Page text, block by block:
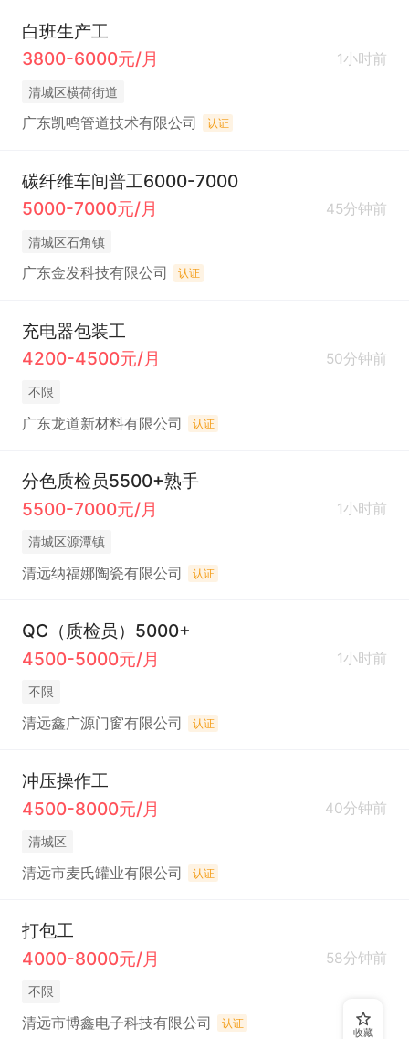
白班生产工
3800-6000元/月
1小时前
清城区横荷街道
广东凯鸣管道技术有限公司 认证
碳纤维车间普工6000-7000
5000-7000元/月
45分钟前
清城区石角镇
广东金发科技有限公司 认证
充电器包装工
4200-4500元/月
50分钟前
不限
广东龙道新材料有限公司 认证
分色质检员5500+熟手
5500-7000元/月
1小时前
清城区源潭镇
清远纳福娜陶瓷有限公司 认证
QC（质检员）5000+
4500-5000元/月
1小时前
不限
清远鑫广源门窗有限公司 认证
冲压操作工
4500-8000元/月
40分钟前
清城区
清远市麦氏罐业有限公司 认证
打包工
4000-8000元/月
58分钟前
不限
清远市博鑫电子科技有限公司 认证
收藏